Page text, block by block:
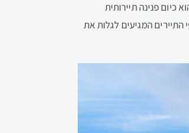
כיום פנינה תיירותית
המגיעים לגלות את